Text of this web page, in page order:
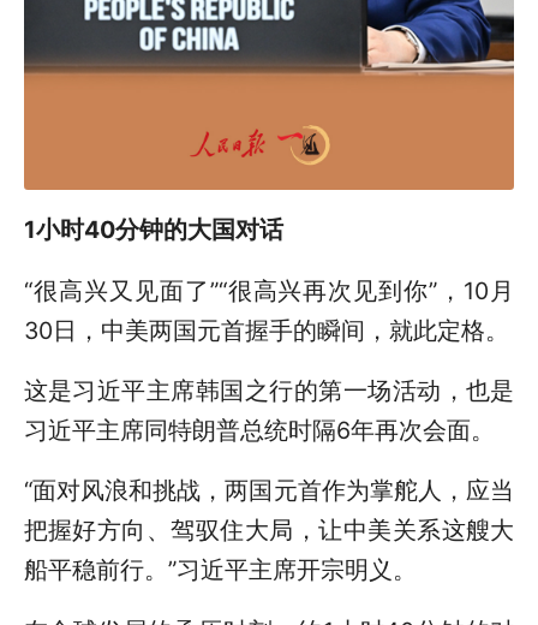
1小时40分钟的大国对话
“很高兴又见面了”“很高兴再次见到你”，10月
30日，中美两国元首握手的瞬间，就此定格。
这是习近平主席韩国之行的第一场活动，也是
习近平主席同特朗普总统时隔6年再次会面。
“面对风浪和挑战，两国元首作为掌舵人，应当
把握好方向、驾驭住大局，让中美关系这艘大
船平稳前行。”习近平主席开宗明义。